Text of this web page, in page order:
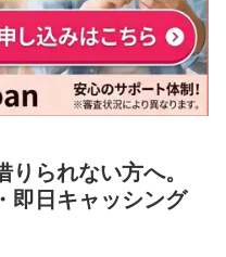
られない方へ。
即日キャッシング